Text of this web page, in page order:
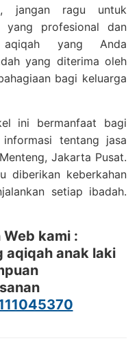
jangan ragu untuk
yang profesional dan
aqiqah yang Anda
yang diterima oleh
bagi keluarga
ini bermanfaat bagi
tentang jasa
Jakarta Pusat.
diberikan keberkahan
setiap ibadah.
kami :
aqiqah anak laki